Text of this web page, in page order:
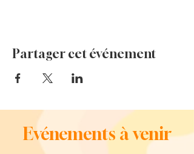
Partager cet événement
Evénements à venir